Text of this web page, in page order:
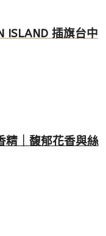
ISLAND 插旗台中
｜馥郁花香與絲